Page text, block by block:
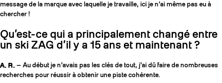
message de la marque avec laquelle je travaille, ici je n’ai même pas eu à
chercher !
Qu’est-ce qui a principalement changé entre
un ski ZAG d’il y a 15 ans et maintenant ?
A. R. — Au début je n’avais pas les clés de tout, j’ai dû faire de nombreuses
recherches pour réussir à obtenir une piste cohérente.